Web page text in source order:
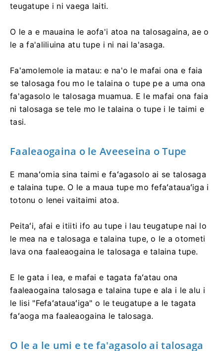
teugatupe i ni vaega laiti.
O le a e mauaina le aofa'i atoa na talosagaina, ae o
le a fa'aliliuina atu tupe i ni nai la'asaga.
Fa'amolemole ia matau: e na'o le mafai ona e faia
se talosaga fou mo le talaina o tupe pe a uma ona
fa'agasolo le talosaga muamua. E le mafai ona faia
ni talosaga se tele mo le talaina o tupe i le taimi e
tasi.
Faaleaogaina o le Aveeseina o Tupe
E manaʻomia sina taimi e faʻagasolo ai se talosaga
e talaina tupe. O le a maua tupe mo fefaʻatauaʻiga i
totonu o lenei vaitaimi atoa.
Peitaʻi, afai e itiiti ifo au tupe i lau teugatupe nai lo
le mea na e talosaga e talaina tupe, o le a otometi
lava ona faaleaogaina le talosaga e talaina tupe.
E le gata i lea, e mafai e tagata faʻatau ona
faaleaogaina talosaga e talaina tupe e ala i le alu i
le lisi "Fefaʻatauaʻiga" o le teugatupe a le tagata
faʻaoga ma faaleaogaina le talosaga.
O le a le umi e te fa'agasolo ai talosaga